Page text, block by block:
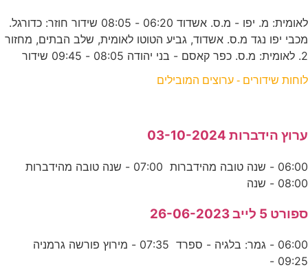
לאומית: מ. יפו - מ.ס. אשדוד 06:20 - 08:05 שידור חוזר: כדורגל.
מכבי יפו נגד מ.ס. אשדוד, גביע הטוטו לאומית, שלב הבתים, מחזור
2. לאומית: מ.ס. כפר קאסם - בני יהודה 08:05 - 09:45 שידור
לוחות שידורים - ערוצים המובילים
ערוץ הידברות 03-10-2024
06:00 - שנה טובה מהידברות 07:00 - שנה טובה מהידברות
08:00 - שנה
ספורט 5 לייב 26-06-2023
06:00 - גמר: בלגיה - ספרד 07:35 - מירוץ פורשה גרמניה
09:25 -